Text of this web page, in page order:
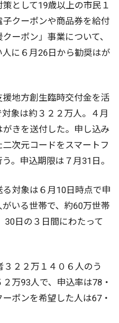
として19歳以上の市民１
クーポンや商品券を給付
ーポン」事業について、
に６月26日から勧奨はが
地方創生臨時交付金を活
象は約３２２万人。４月
きを送付した。申し込み
次元コードをスマートフ
。申込期限は７月31日。
対象は６月10日時点で申
いる世帯で、約60万世帯
30日の３日間にわたって
２２万１４０６人のう
万93人で、申込率は78・
ポンを希望した人は67・